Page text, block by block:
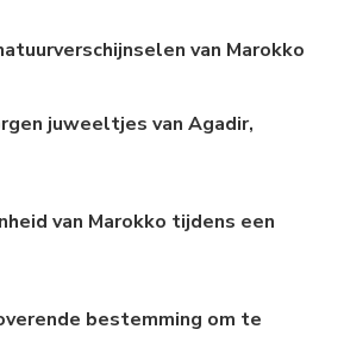
van Marokko
juweeltjes van Agadir,
van Marokko tijdens een
bestemming om te